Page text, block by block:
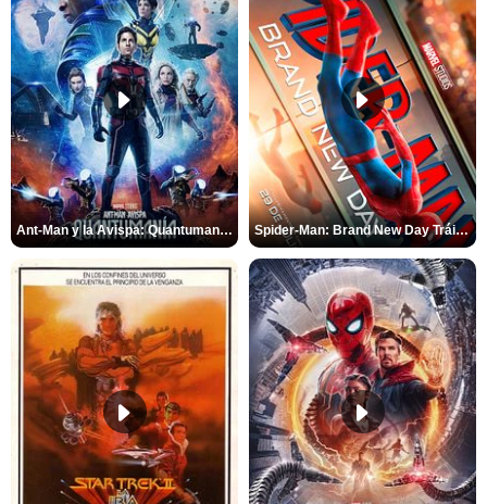
Ant-Man y la Avispa: Quantumanía Tráiler (2) Spider-Man: Brand New Day Tráiler (3)